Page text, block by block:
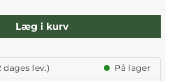
Læg i kurv
dages lev.)
På lager